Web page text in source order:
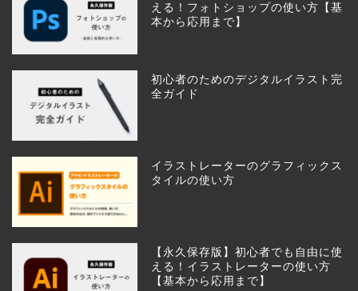
える！フォトショップの使い方【基
本から応用まで】
初心者のためのデジタルイラスト完
全ガイド
イラストレーターのグラフィックス
タイルの使い方
【永久保存版】初心者でも自由に使
える！イラストレーターの使い方
【基本から応用まで】